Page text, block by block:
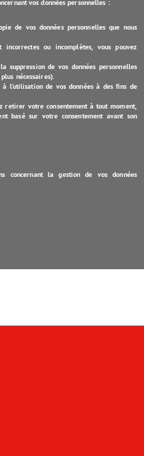
vos données personnelles :
de vos données personnelles que nous
ou incomplètes, vous pouvez
suppression de vos données personnelles
nécessaires).
à l’utilisation de vos données à des fins de
retirer votre consentement à tout moment,
basé sur votre consentement avant son
concernant la gestion de vos données